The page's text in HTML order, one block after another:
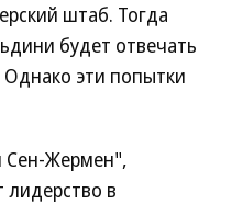
штаб. Тогда
будет отвечать
эти попытки
Сен-Жермен",
в